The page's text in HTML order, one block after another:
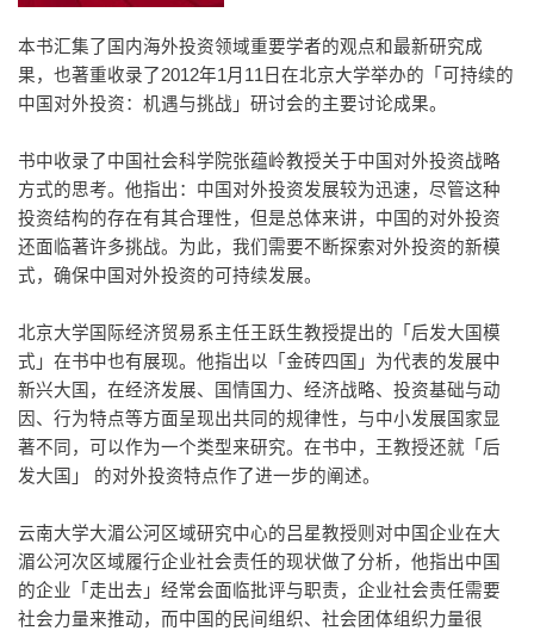
本书汇集了国内海外投资领域重要学者的观点和最新研究成
果，也著重收录了2012年1月11日在北京大学举办的「可持续的
中国对外投资：机遇与挑战」研讨会的主要讨论成果。
书中收录了中国社会科学院张蕴岭教授关于中国对外投资战略
方式的思考。他指出：中国对外投资发展较为迅速，尽管这种
投资结构的存在有其合理性，但是总体来讲，中国的对外投资
还面临著许多挑战。为此，我们需要不断探索对外投资的新模
式，确保中国对外投资的可持续发展。
北京大学国际经济贸易系主任王跃生教授提出的「后发大国模
式」在书中也有展现。他指出以「金砖四国」为代表的发展中
新兴大国，在经济发展、国情国力、经济战略、投资基础与动
因、行为特点等方面呈现出共同的规律性，与中小发展国家显
著不同，可以作为一个类型来研究。在书中，王教授还就「后
发大国」 的对外投资特点作了进一步的阐述。
云南大学大湄公河区域研究中心的吕星教授则对中国企业在大
湄公河次区域履行企业社会责任的现状做了分析，他指出中国
的企业「走出去」经常会面临批评与职责，企业社会责任需要
社会力量来推动，而中国的民间组织、社会团体组织力量很